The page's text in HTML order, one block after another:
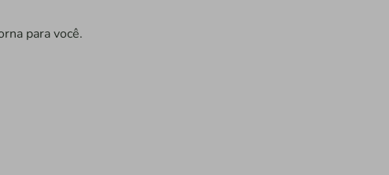
para você.